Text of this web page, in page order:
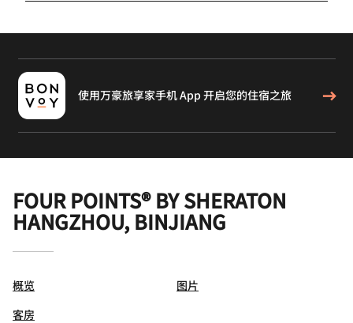
使用万豪旅享家手机 App 开启您的住宿之旅
FOUR POINTS® BY SHERATON
HANGZHOU, BINJIANG
概览
客房
图片